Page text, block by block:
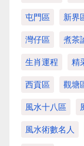
屯門區 新界
灣仔區 煮茶
生肖運程 精
西貢區 觀塘
風水十八區
風水術數名人